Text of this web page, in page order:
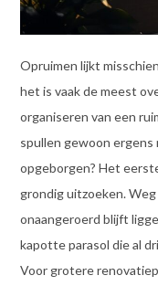
Opruimen lijkt
het is vaak de meest
organiseren van een
spullen gewoon
opgeborgen? Het
grondig uitzoeken.
onaangeroerd blijft
kapotte parasol die al
Voor grotere